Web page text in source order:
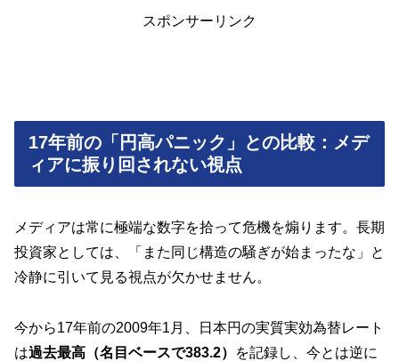
スポンサーリンク
17年前の「円高パニック」との比較：メデ
ィアに振り回されない視点
メディアは常に極端な数字を拾って危機を煽ります。長期
投資家としては、「また同じ構造の騒ぎが始まったな」と
冷静に引いて見る視点が欠かせません。
今から17年前の2009年1月、日本円の実質実効為替レート
は過去最高（名目ベースで383.2）
を記録し、今とは逆に